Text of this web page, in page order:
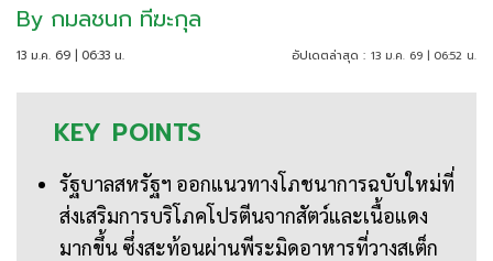
By กมลชนก ทีฆะกุล
13 ม.ค. 69 | 06:33 น. อัปเดตล่าสุด : 13 ม.ค. 69 | 06:52 น.
KEY POINTS
รัฐบาลสหรัฐฯ ออกแนวทางโภชนาการฉบับใหม่ที่
ส่งเสริมการบริโภคโปรตีนจากสัตว์และเนื้อแดง
มากขึ้น ซึ่งสะท้อนผ่านพีระมิดอาหารที่วางสเต็ก